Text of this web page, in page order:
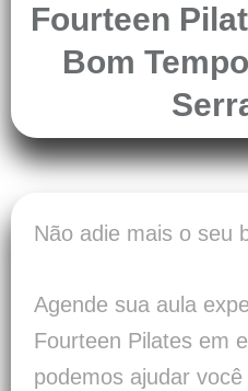
Fourteen
Bom
Não adie mais o seu
Agende sua aula
Fourteen Pilates em
podemos ajudar